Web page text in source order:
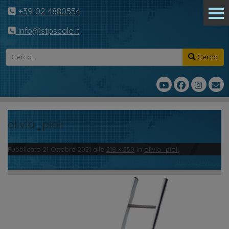
+39 02 4880554
info@stpscale.it
Cerca
olivia_pioli
Pubblicato 21 Ottobre 2021 alle 218 × 550 in olivia_pioli